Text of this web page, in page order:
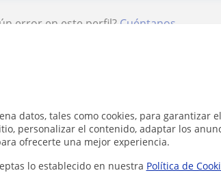
datos, tales como cookies, para garantizar el
personalizar el contenido, adaptar los
ofrecerte una mejor experiencia.
lo establecido en nuestra Política de
error en este perfil? Cuéntanos
Codines que pueden